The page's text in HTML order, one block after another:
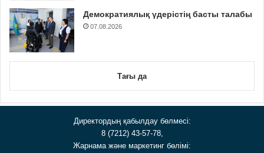
Демократиялық үдерістің басты талабы
07.08.2026
Тағы да
Директордың қабылдау бөлмесі:
8 (7212) 43-57-78,
Жарнама және маркетинг бөлімі: